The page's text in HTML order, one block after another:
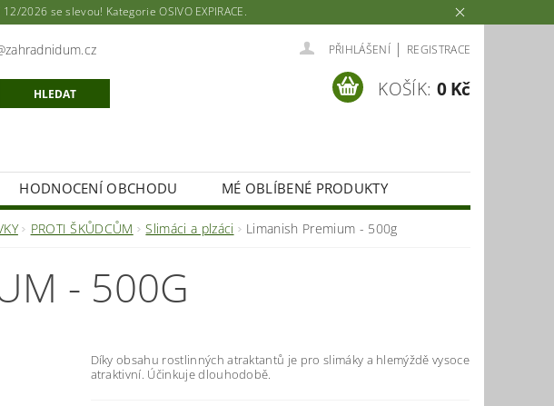
se slevou! Kategorie OSIVO EXPIRACE.
PŘIHLÁŠENÍ | REGISTRACE
KOŠÍK: 0 Kč
HODNOCENÍ OBCHODU MÉ OBLÍBENÉ PRODUKTY
PROTI ŠKŮDCŮM Slimáci a plzáci Limanish Premium - 500g
- 500G
Díky obsahu rostlinných atraktantů je pro slimáky a hlemýždě vysoce
atraktivní. Účinkuje dlouhodobě.